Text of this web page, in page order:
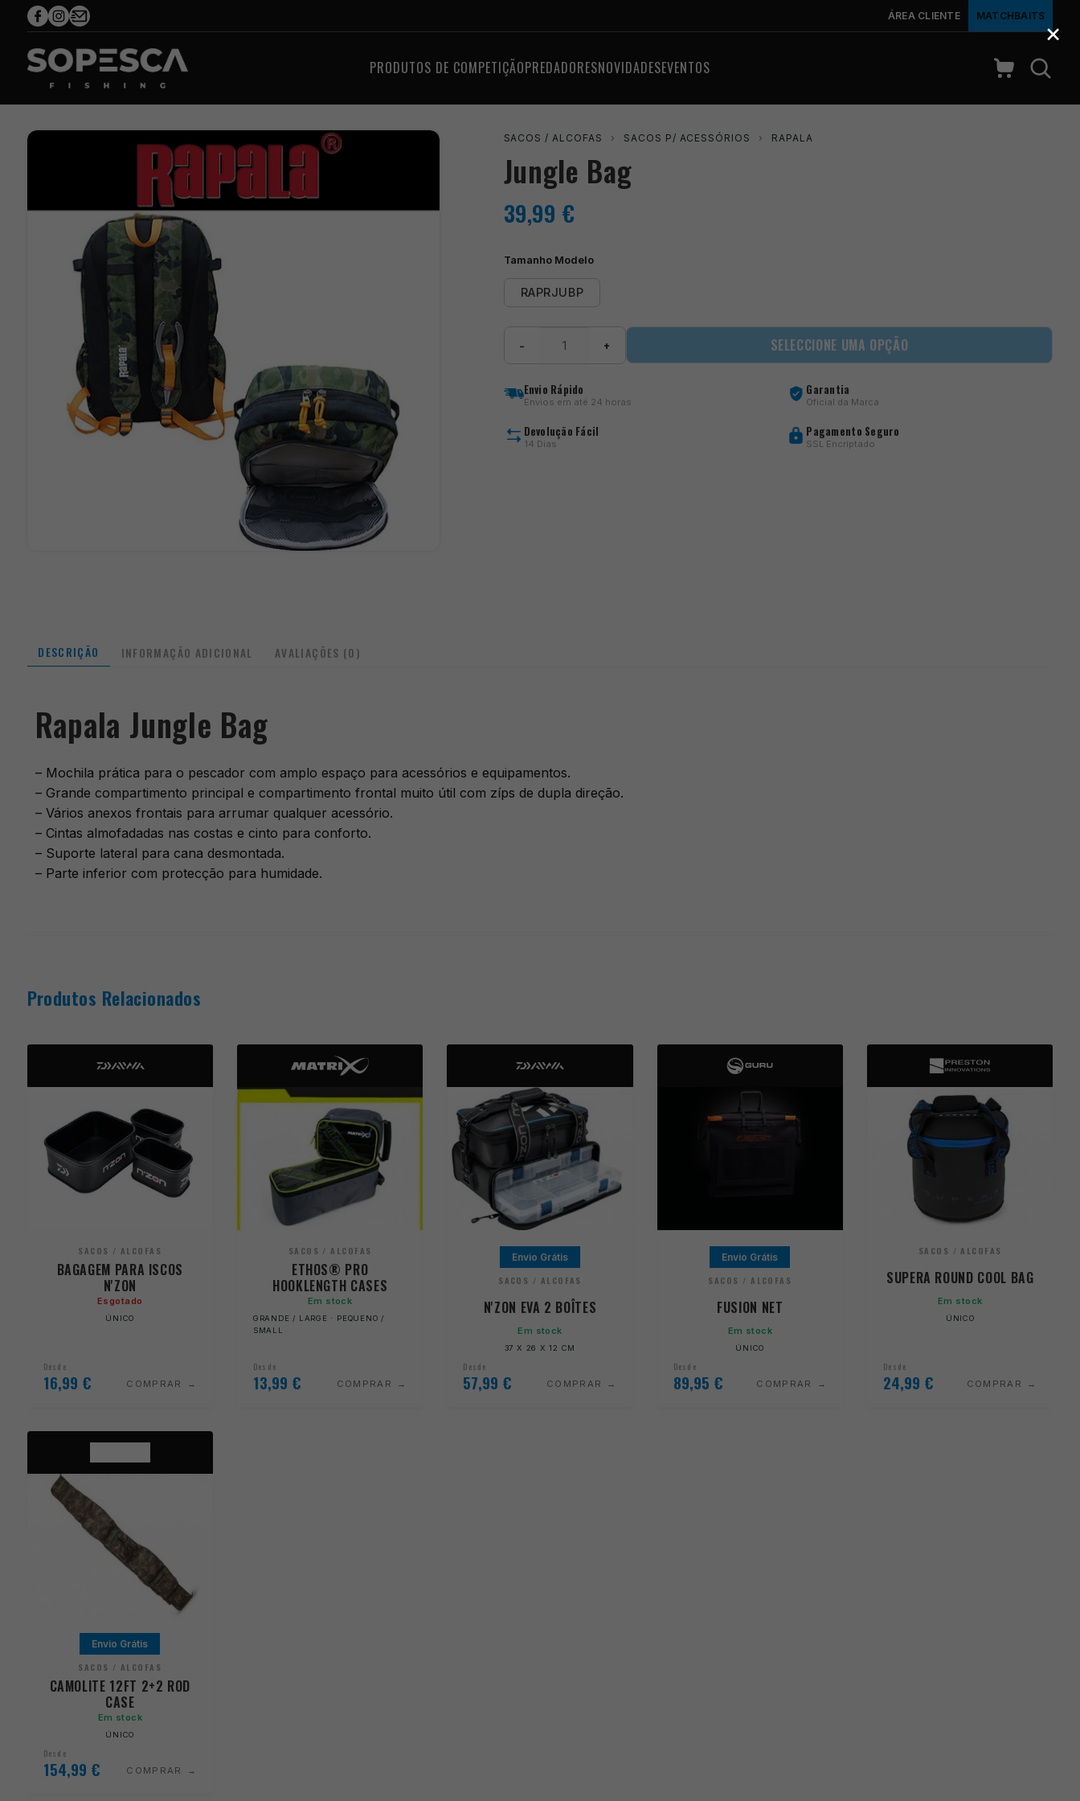
ÁREA CLIENTE MATCHBAITS
PRODUTOS DE COMPETIÇÃOPREDADORESNOVIDADESEVENTOS
SACOS / ALCOFAS › SACOS P/ ACESSÓRIOS › RAPALA
Jungle Bag
39,99 €
Tamanho Modelo
RAPRJUBP
− + SELECCIONE UMA OPÇÃO
Envio Rápido
Envios em até 24 horas
Garantia
Oficial da Marca
Devolução Fácil
14 Dias
Pagamento Seguro
SSL Encriptado
DESCRIÇÃO INFORMAÇÃO ADICIONAL AVALIAÇÕES (0)
Rapala Jungle Bag
– Mochila prática para o pescador com amplo espaço para acessórios e equipamentos.
– Grande compartimento principal e compartimento frontal muito útil com zíps de dupla direção.
– Vários anexos frontais para arrumar qualquer acessório.
– Cintas almofadadas nas costas e cinto para conforto.
– Suporte lateral para cana desmontada.
– Parte inferior com protecção para humidade.
Produtos Relacionados
SACOS / ALCOFAS
BAGAGEM PARA ISCOS
N'ZON
Esgotado
ÚNICO
Desde
16,99 € COMPRAR
SACOS / ALCOFAS
ETHOS® PRO
HOOKLENGTH CASES
Em stock
GRANDE / LARGE · PEQUENO /
SMALL
Desde
13,99 € COMPRAR
Envio Grátis
SACOS / ALCOFAS
N'ZON EVA 2 BOÎTES
Em stock
37 X 26 X 12 CM
Desde
57,99 € COMPRAR
Envio Grátis
SACOS / ALCOFAS
FUSION NET
Em stock
ÚNICO
Desde
89,95 € COMPRAR
SACOS / ALCOFAS
SUPERA ROUND COOL BAG
Em stock
ÚNICO
Desde
24,99 € COMPRAR
Envio Grátis
SACOS / ALCOFAS
CAMOLITE 12FT 2+2 ROD
CASE
Em stock
ÚNICO
Desde
154,99 € COMPRAR
×